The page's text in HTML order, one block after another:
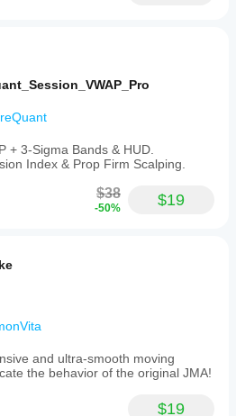
+ 3-Sigma Bands & HUD.
Index & Prop Firm Scalping.
$38
-50% $19
and ultra-smooth moving
the behavior of the original JMA!
$19